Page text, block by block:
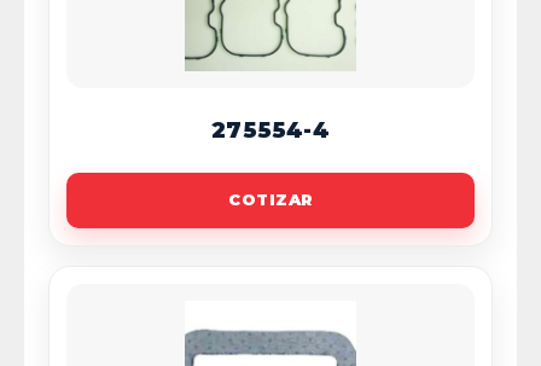
275554-4
COTIZAR